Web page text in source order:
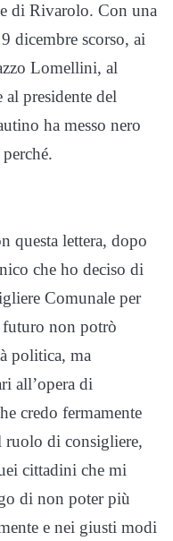
di Rivarolo. Con una
dicembre scorso, ai
Lomellini, al
presidente del
ha messo nero
questa lettera, dopo
che ho deciso di
Comunale per
non potrò
politica, ma
all’opera di
credo fermamente
ruolo di consigliere,
cittadini che mi
di non poter più
e nei giusti modi